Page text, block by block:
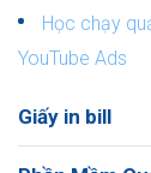
Học chạy
YouTube Ads
Giấy in bill